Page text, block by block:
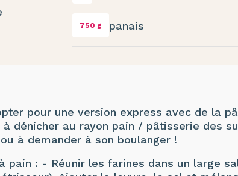
750 g panais
pour une version express avec de la
dénicher au rayon pain / pâtisserie des
à demander à son boulanger !
pain : - Réunir les farines dans un large